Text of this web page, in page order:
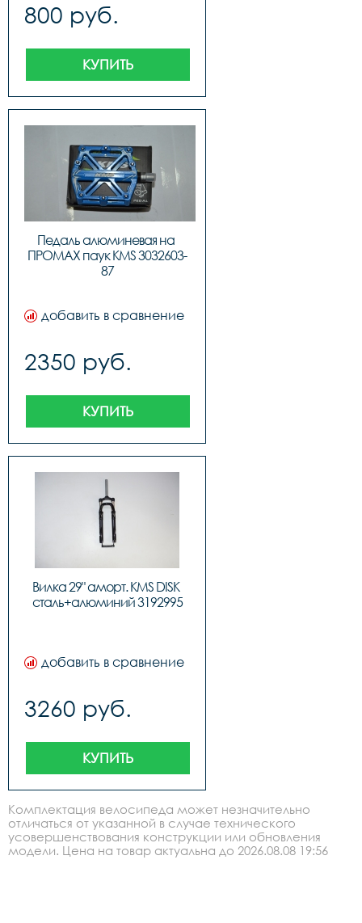
800 руб.
КУПИТЬ
Педаль алюминевая на
ПРОМАХ паук KMS 3032603-
87
добавить в сравнение
2350 руб.
КУПИТЬ
Вилка 29" аморт. KMS DISK
сталь+алюминий 3192995
добавить в сравнение
3260 руб.
КУПИТЬ
Комплектация велосипеда может незначительно
отличаться от указанной в случае технического
усовершенствования конструкции или обновления
модели. Цена на товар актуальна до 2026.08.08 19:56